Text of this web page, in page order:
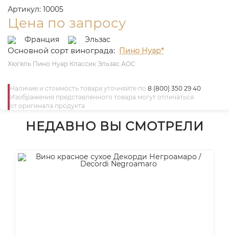
Артикул: 10005
Цена по запросу
Франция Эльзас
Основной сорт винограда: Пино Нуар*
Хюгель Пино Нуар Классик Эльзас АОС
Наличие и стоимость товара уточняйте по 8 (800) 350 29 40
Изображения представленного товара могут отличаться
от оригинала продукта
НЕДАВНО ВЫ СМОТРЕЛИ